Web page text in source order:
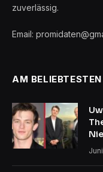
zuverlässig.
Email:
AM BELIEBTESTEN